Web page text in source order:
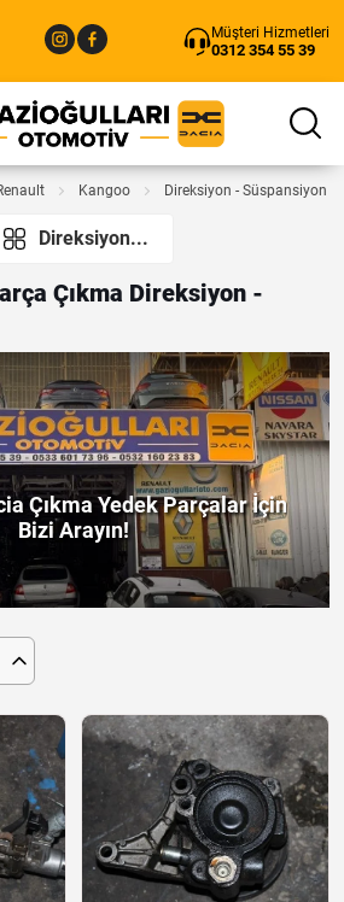
Müşteri Hizmetleri
0312 354 55 39
Kangoo Direksiyon - Süspansiyon
Direksiyon...
Çıkma Direksiyon -
Çıkma Yedek Parçalar İçin
Bizi Arayın!